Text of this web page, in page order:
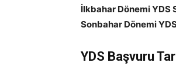
İlkbahar Dönemi YDS
Sonbahar Dönemi
YDS Başvuru